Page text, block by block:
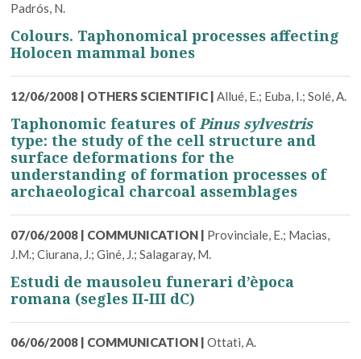
Padrós, N.
Colours. Taphonomical processes affecting
Holocen mammal bones
12/06/2008 | OTHERS SCIENTIFIC | Allué, E.; Euba, I.; Solé, A.
Taphonomic features ofPinus sylvestris
type: the study of the cell structure and
surface deformations for the
understanding of formation processes of
archaeological charcoal assemblages
07/06/2008 | COMMUNICATION | Provinciale, E.; Macias,
J.M.; Ciurana, J.; Giné, J.; Salagaray, M.
Estudi de mausoleu funerari d’època
romana (segles II-III dC)
06/06/2008 | COMMUNICATION | Ottati, A.